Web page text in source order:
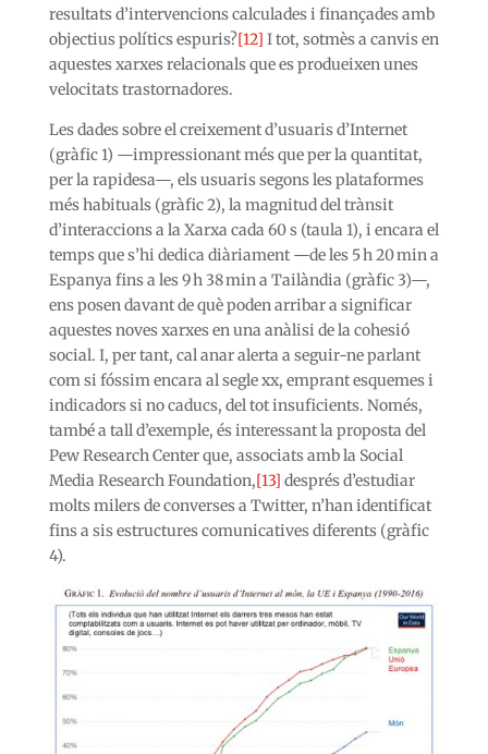
resultats d’intervencions calculades i finançades amb
objectius polítics espuris?[12] I tot, sotmès a canvis en
aquestes xarxes relacionals que es produeixen unes
velocitats trastornadores.
Les dades sobre el creixement d’usuaris d’Internet
(gràfic 1) —impressionant més que per la quantitat,
per la rapidesa—, els usuaris segons les plataformes
més habituals (gràfic 2), la magnitud del trànsit
d’interaccions a la Xarxa cada 60 s (taula 1), i encara el
temps que s’hi dedica diàriament —de les 5 h 20 min a
Espanya fins a les 9 h 38 min a Tailàndia (gràfic 3)—,
ens posen davant de què poden arribar a significar
aquestes noves xarxes en una anàlisi de la cohesió
social. I, per tant, cal anar alerta a seguir-ne parlant
com si fóssim encara al segle xx, emprant esquemes i
indicadors si no caducs, del tot insuficients. Només,
també a tall d’exemple, és interessant la proposta del
Pew Research Center que, associats amb la Social
Media Research Foundation,[13] després d’estudiar
molts milers de converses a Twitter, n’han identificat
fins a sis estructures comunicatives diferents (gràfic
4).